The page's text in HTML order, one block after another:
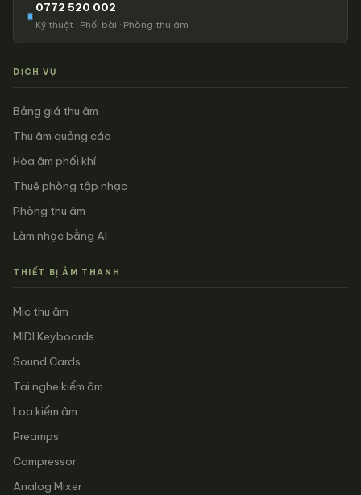
0772 520 002
Kỹ thuật · Phối bài · Phòng thu âm
DỊCH VỤ
Bảng giá thu âm
Thu âm quảng cáo
Hòa âm phối khí
Thuê phòng tập nhạc
Phòng thu âm
Làm nhạc bằng AI
THIẾT BỊ ÂM THANH
Mic thu âm
MIDI Keyboards
Sound Cards
Tai nghe kiểm âm
Loa kiểm âm
Preamps
Compressor
Analog Mixer